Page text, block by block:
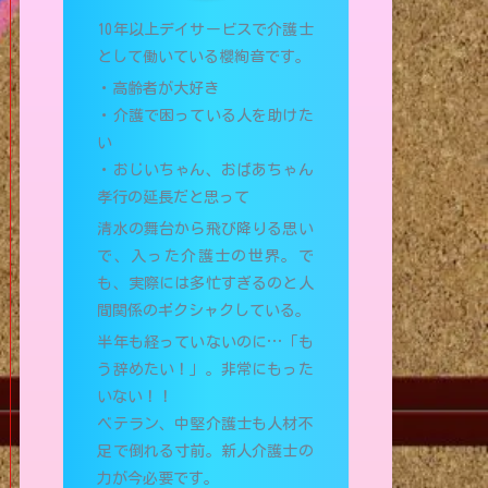
10年以上デイサービスで介護士
として働いている櫻絢音です。
・高齢者が大好き
・介護で困っている人を助けた
い
・おじいちゃん、おばあちゃん
孝行の延長だと思って
清水の舞台から飛び降りる思い
で、入った介護士の世界。で
も、実際には多忙すぎるのと人
間関係のギクシャクしている。
半年も経っていないのに…「も
う辞めたい！」。非常にもった
いない！！
ベテラン、中堅介護士も人材不
足で倒れる寸前。新人介護士の
力が今必要です。